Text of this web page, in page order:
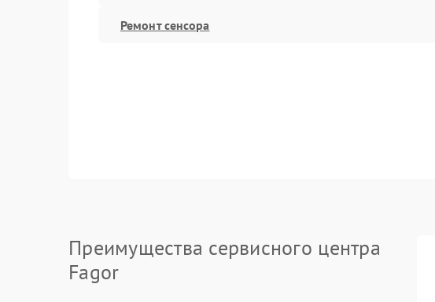
Ремонт сенсора
Преимущества сервисного центра
Fagor